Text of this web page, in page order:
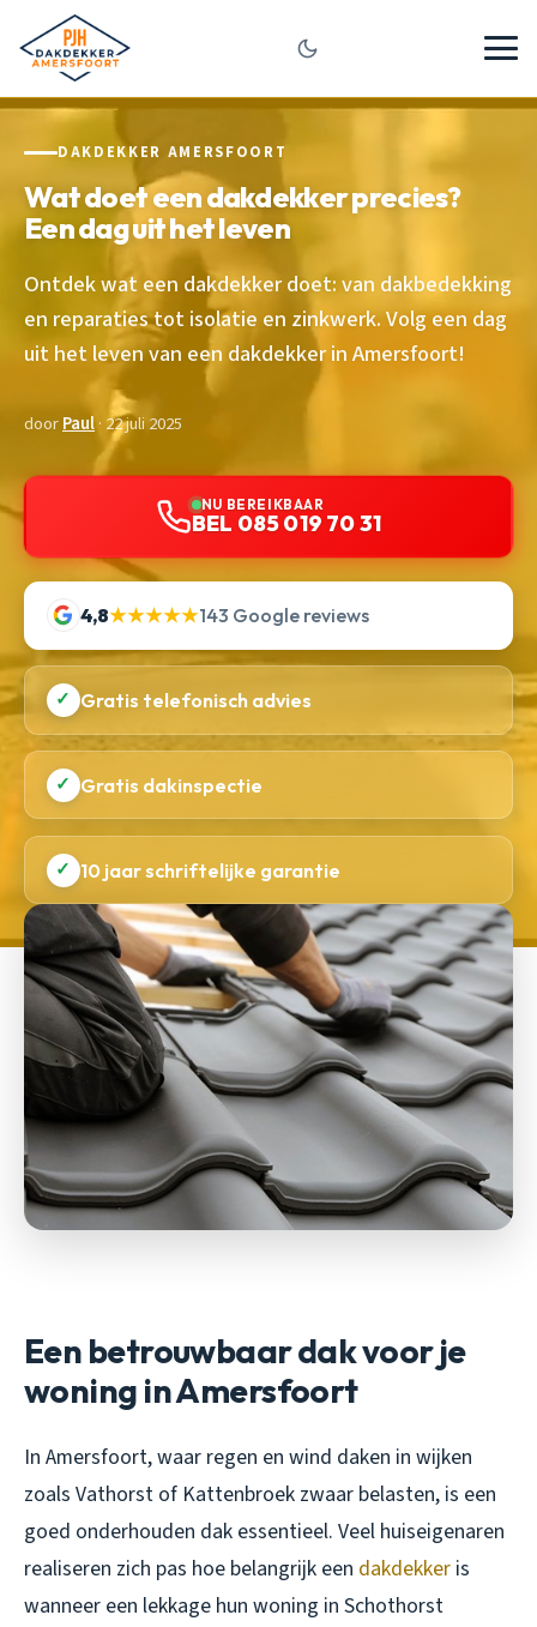
DAKDEKKER AMERSFOORT
Wat doet een dakdekker precies?
Een dag uit het leven
Ontdek wat een dakdekker doet: van dakbedekking
en reparaties tot isolatie en zinkwerk. Volg een dag
uit het leven van een dakdekker in Amersfoort!
doorPaul· 22 juli 2025
NU BEREIKBAAR
BEL 085 019 70 31
4,8★★★★★143 Google reviews
✓ Gratis telefonisch advies
✓ Gratis dakinspectie
✓ 10 jaar schriftelijke garantie
Een betrouwbaar dak voor je
woning in Amersfoort
In Amersfoort, waar regen en wind daken in wijken
zoals Vathorst of Kattenbroek zwaar belasten, is een
goed onderhouden dak essentieel. Veel huiseigenaren
realiseren zich pas hoe belangrijk een dakdekker is
wanneer een lekkage hun woning in Schothorst